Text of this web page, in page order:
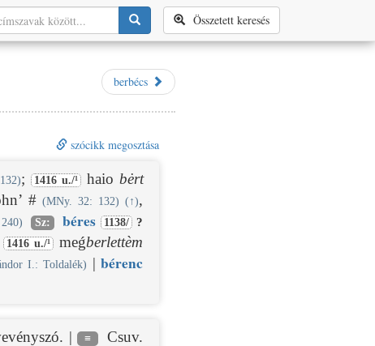
Összetett keresés
berbécs
szócikk megosztása
; 1416 u./¹ haio bėrt
#(MNy. 32: 132) ( ↑),
Sz: béres 1138/ ?
1416 u./¹ meǵberlettèm
I.: Toldalék) |bérenc
| ≡
Csuv.